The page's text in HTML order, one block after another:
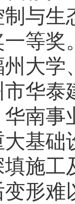
与生
等奖
大学
华泰
南
基础
施工
形难